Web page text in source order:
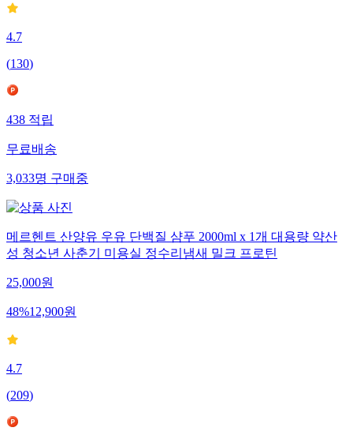
4.7
(130)
438적립
무료배송
3,033명구매중
메르헨트 산양유 우유 단백질 샴푸 2000ml x 1개 대용량 약산
성 청소년 사춘기 미용실 정수리냄새 밀크 프로틴
25,000원
48%12,900원
4.7
(209)